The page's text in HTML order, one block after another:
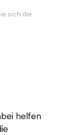
sich die
helfen